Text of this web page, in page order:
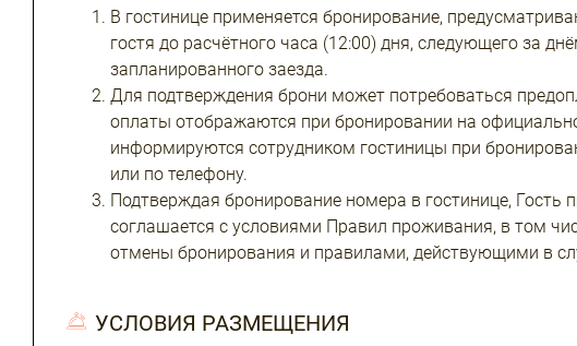
В гостинице применяется бронирование,
гостя до расчётного часа (12:00) дня, следующего за
запланированного заезда.
Для подтверждения брони может потребоваться
оплаты отображаются при бронировании на
информируются сотрудником гостиницы при
или по телефону.
Подтверждая бронирование номера в гостинице, Гость
соглашается с условиями Правил проживания, в том
отмены бронирования и правилами, действующими в
УСЛОВИЯ РАЗМЕЩЕНИЯ